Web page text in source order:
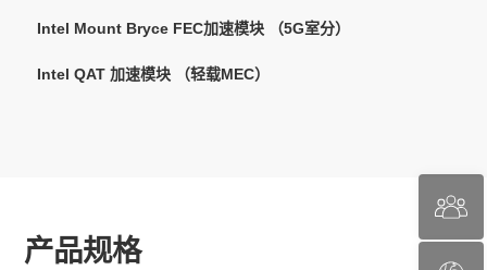
Intel Mount Bryce FEC加速模块 （5G室分）
Intel QAT 加速模块 （轻载MEC）
产品规格